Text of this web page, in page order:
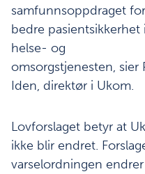
samfunnsoppdraget for
bedre pasientsikkerhet i
helse- og
omsorgstjenesten, sier
Iden, direktør i Ukom.
Lovforslaget betyr at
ikke blir endret.
varselordningen